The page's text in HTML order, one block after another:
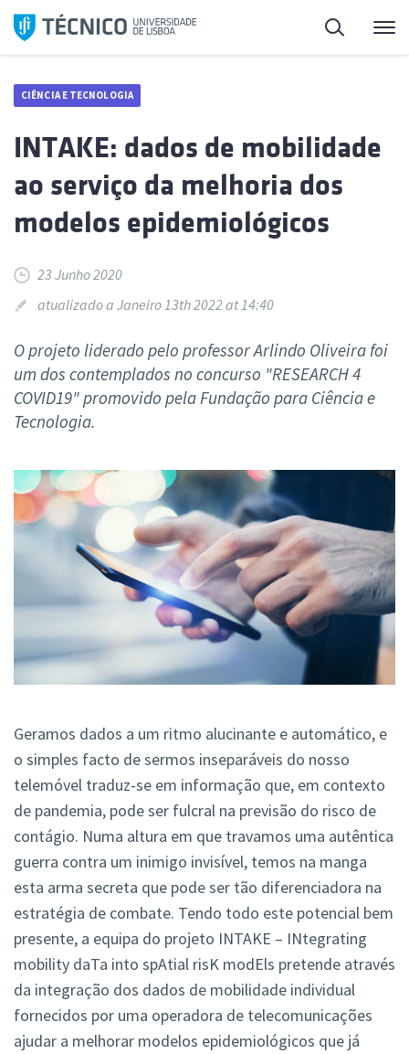
Saltar
para
Pesquisa
CIÊNCIA E TECNOLOGIA
INTAKE: dados de mobilidade
ao serviço da melhoria dos
modelos epidemiológicos
23 Junho 2020
atualizado a Janeiro 13th 2022 at 14:40
O projeto liderado pelo professor Arlindo Oliveira foi
um dos contemplados no concurso "RESEARCH 4
COVID19" promovido pela Fundação para Ciência e
Tecnologia.
Geramos dados a um ritmo alucinante e automático, e
o simples facto de sermos inseparáveis do nosso
telemóvel traduz-se em informação que, em contexto
de pandemia, pode ser fulcral na previsão do risco de
contágio. Numa altura em que travamos uma autêntica
guerra contra um inimigo invisível, temos na manga
esta arma secreta que pode ser tão diferenciadora na
estratégia de combate. Tendo todo este potencial bem
presente, a equipa do projeto INTAKE – INtegrating
mobility daTa into spAtial risK modEls pretende através
da integração dos dados de mobilidade individual
fornecidos por uma operadora de telecomunicações
ajudar a melhorar modelos epidemiológicos que já